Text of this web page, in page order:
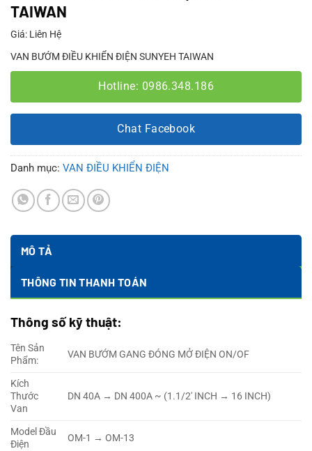
TAIWAN
Giá: Liên Hệ
VAN BƯỚM ĐIỀU KHIỂN ĐIỆN SUNYEH TAIWAN
Hotline: 0986.348.186
Chat Facebook
Danh mục: VAN ĐIỀU KHIỂN ĐIỆN
MÔ TẢ
THÔNG TIN THANH TOÁN
Thông số kỹ thuật:
Tên Sản
Phẩm:
VAN BƯỚM GANG ĐÓNG MỞ ĐIỆN ON/OF
Kích
Thước
Van
DN 40A → DN 400A ~ (1.1/2′ INCH → 16 INCH)
Model Đầu
Điện
OM-1 → OM-13